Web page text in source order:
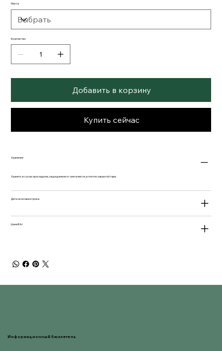
Масса
Количество
Добавить в корзину
Купить сейчас
Хранение
Хранить в сухом, прохладном, защищенном от света месте, в плотно закрытой таре.
Дата окончания срока.
Цена €/кг
Информационный бюллетень